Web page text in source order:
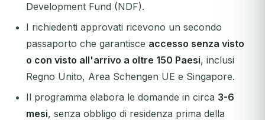
Development Fund (NDF).
I richiedenti approvati ricevono un secondo
passaporto che garantisce accesso senza visto
o con visto all'arrivo a oltre 150 Paesi, inclusi
Regno Unito, Area Schengen UE e Singapore.
Il programma elabora le domande in circa 3-6
mesi, senza obbligo di residenza prima della